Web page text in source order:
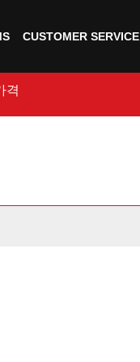
CUSTOMER SERVICE
격